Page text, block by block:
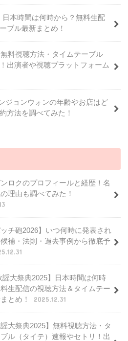
日本時間は何時から？無料生配
ブル最新まとめ！
料視聴方法・タイムテーブル
出演者や視聴プラットフォーム
ジョンウォンの年齢やお店はど
方法を調べてみた！
ロクのプロフィールと経歴！名
理由も調べてみた！
ッチ砲2026】いつ何時に発表され
補・法則・過去事例から徹底予
謡大祭典2025】日本時間は何時
生配信の視聴方法＆タイムテー
とめ！
2025.12.31
謡大祭典2025】無料視聴方法・タ
ル（タイテ）速報やセトリ！出